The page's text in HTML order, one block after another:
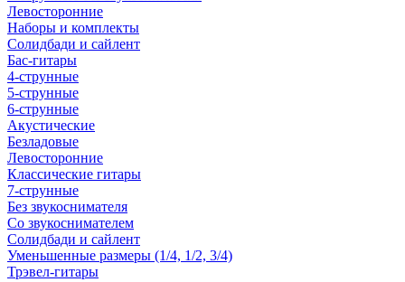
Левосторонние
Наборы и комплекты
Солидбади и сайлент
Бас-гитары
4-струнные
5-струнные
6-струнные
Акустические
Безладовые
Левосторонние
Классические гитары
7-струнные
Без звукоснимателя
Со звукоснимателем
Солидбади и сайлент
Уменьшенные размеры (1/4, 1/2, 3/4)
Трэвел-гитары